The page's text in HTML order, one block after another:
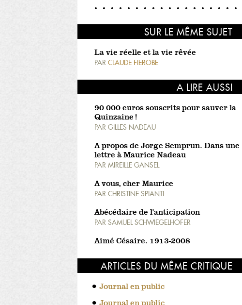
SUR LE MÊME SUJET
La vie réelle et la vie rêvée
PAR CLAUDE FIEROBE
A LIRE AUSSI
90 000 euros souscrits pour sauver la
Quinzaine !
PAR GILLES NADEAU
A propos de Jorge Semprun. Dans une
lettre à Maurice Nadeau
PAR MIREILLE GANSEL
A vous, cher Maurice
PAR CHRISTINE SPIANTI
Abécédaire de l'anticipation
PAR SAMUEL SCHWIEGELHOFER
Aimé Césaire. 1913-2008
ARTICLES DU MÊME CRITIQUE
Journal en public
Journal en public